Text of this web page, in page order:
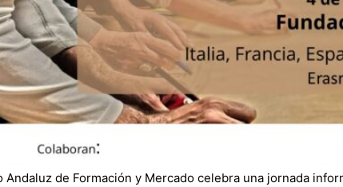
Andaluz de Formación y Mercado celebra una jornada